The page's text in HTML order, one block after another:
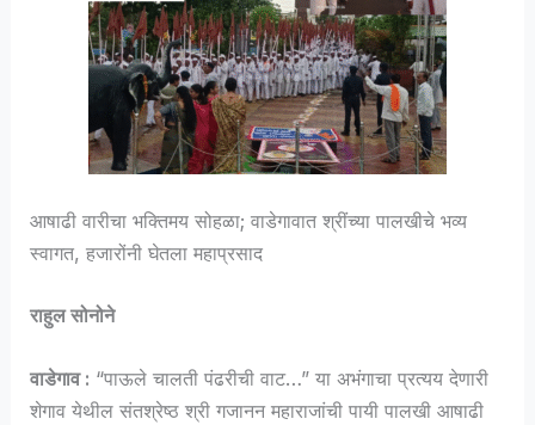
आषाढी वारीचा भक्तिमय सोहळा; वाडेगावात श्रींच्या पालखीचे भव्य
स्वागत, हजारोंनी घेतला महाप्रसाद
राहुल सोनोने
वाडेगाव : “पाऊले चालती पंढरीची वाट…” या अभंगाचा प्रत्यय देणारी
शेगाव येथील संतश्रेष्ठ श्री गजानन महाराजांची पायी पालखी आषाढी